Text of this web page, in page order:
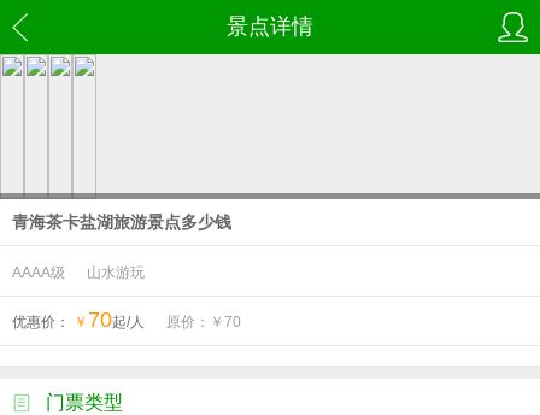
景点详情
青海茶卡盐湖旅游景点多少钱
AAAA级 山水游玩
优惠价： ￥ 70起/人 原价：￥ 70
门票类型